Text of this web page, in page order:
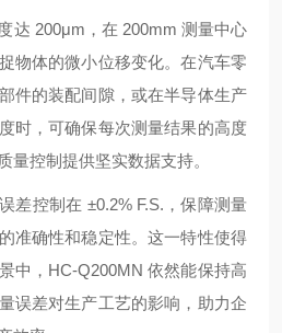
达 200μm，在 200mm 测量中心
物体的微小位移变化。在汽车零
件的装配间隙，或在半导体生产
时，可确保每次测量结果的高度
量控制提供坚实数据支持。
差控制在 ±0.2% F.S.，保障测量
准确性和稳定性。这一特性使得
中，HC-Q200MN 依然能保持高
误差对生产工艺的影响，助力企